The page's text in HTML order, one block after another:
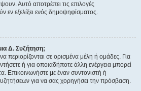
Αυτό αποτρέπει τις επιλογές
εξελίξει ενός δημοψηφίσματος.
Δ. Συζήτηση;
περιορίζονται σε ορισμένα μέλη ή ομάδες. Για
ή για οποιαδήποτε άλλη ενέργεια μπορεί
Επικοινωνήστε με έναν συντονιστή ή
για να σας χορηγήσει την πρόσβαση.